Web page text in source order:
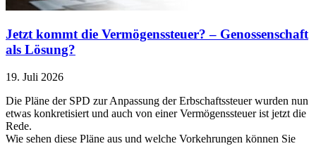
Jetzt kommt die Vermögenssteuer? – Genossenschaft
als Lösung?
19. Juli 2026
Die Pläne der SPD zur Anpassung der Erbschaftssteuer wurden nun
etwas konkretisiert und auch von einer Vermögenssteuer ist jetzt die
Rede.
Wie sehen diese Pläne aus und welche Vorkehrungen können Sie